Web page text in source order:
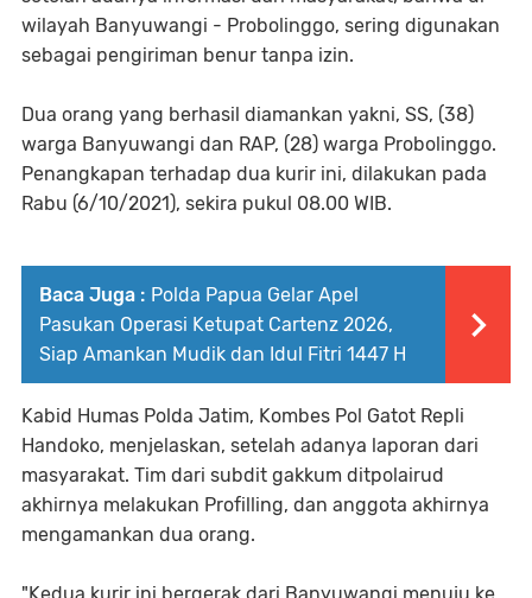
wilayah Banyuwangi - Probolinggo, sering digunakan
sebagai pengiriman benur tanpa izin.
Dua orang yang berhasil diamankan yakni, SS, (38)
warga Banyuwangi dan RAP, (28) warga Probolinggo.
Penangkapan terhadap dua kurir ini, dilakukan pada
Rabu (6/10/2021), sekira pukul 08.00 WIB.
Baca Juga : Polda Papua Gelar Apel
Pasukan Operasi Ketupat Cartenz 2026,
Siap Amankan Mudik dan Idul Fitri 1447 H
Kabid Humas Polda Jatim, Kombes Pol Gatot Repli
Handoko, menjelaskan, setelah adanya laporan dari
masyarakat. Tim dari subdit gakkum ditpolairud
akhirnya melakukan Profilling, dan anggota akhirnya
mengamankan dua orang.